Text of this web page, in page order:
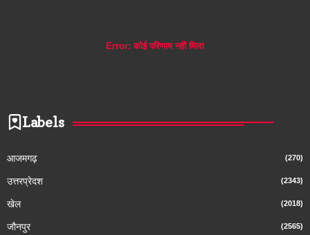
Error: कोई परिणाम नहीं मिला
Labels
आजमगढ़ (270)
उत्तरप्रेदश (2343)
खेल (2018)
जौनपुर (2565)